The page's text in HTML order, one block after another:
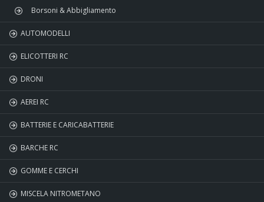
Borsoni & Abbigliamento
AUTOMODELLI
ELICOTTERI RC
DRONI
AEREI RC
BATTERIE E CARICABATTERIE
BARCHE RC
GOMME E CERCHI
MISCELA NITROMETANO